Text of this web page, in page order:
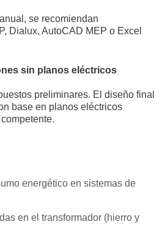
se recomiendan
Dialux, AutoCAD MEP o Excel
sin planos eléctricos
preliminares. El diseño final
base en planos eléctricos
energético en sistemas de
en el transformador (hierro y